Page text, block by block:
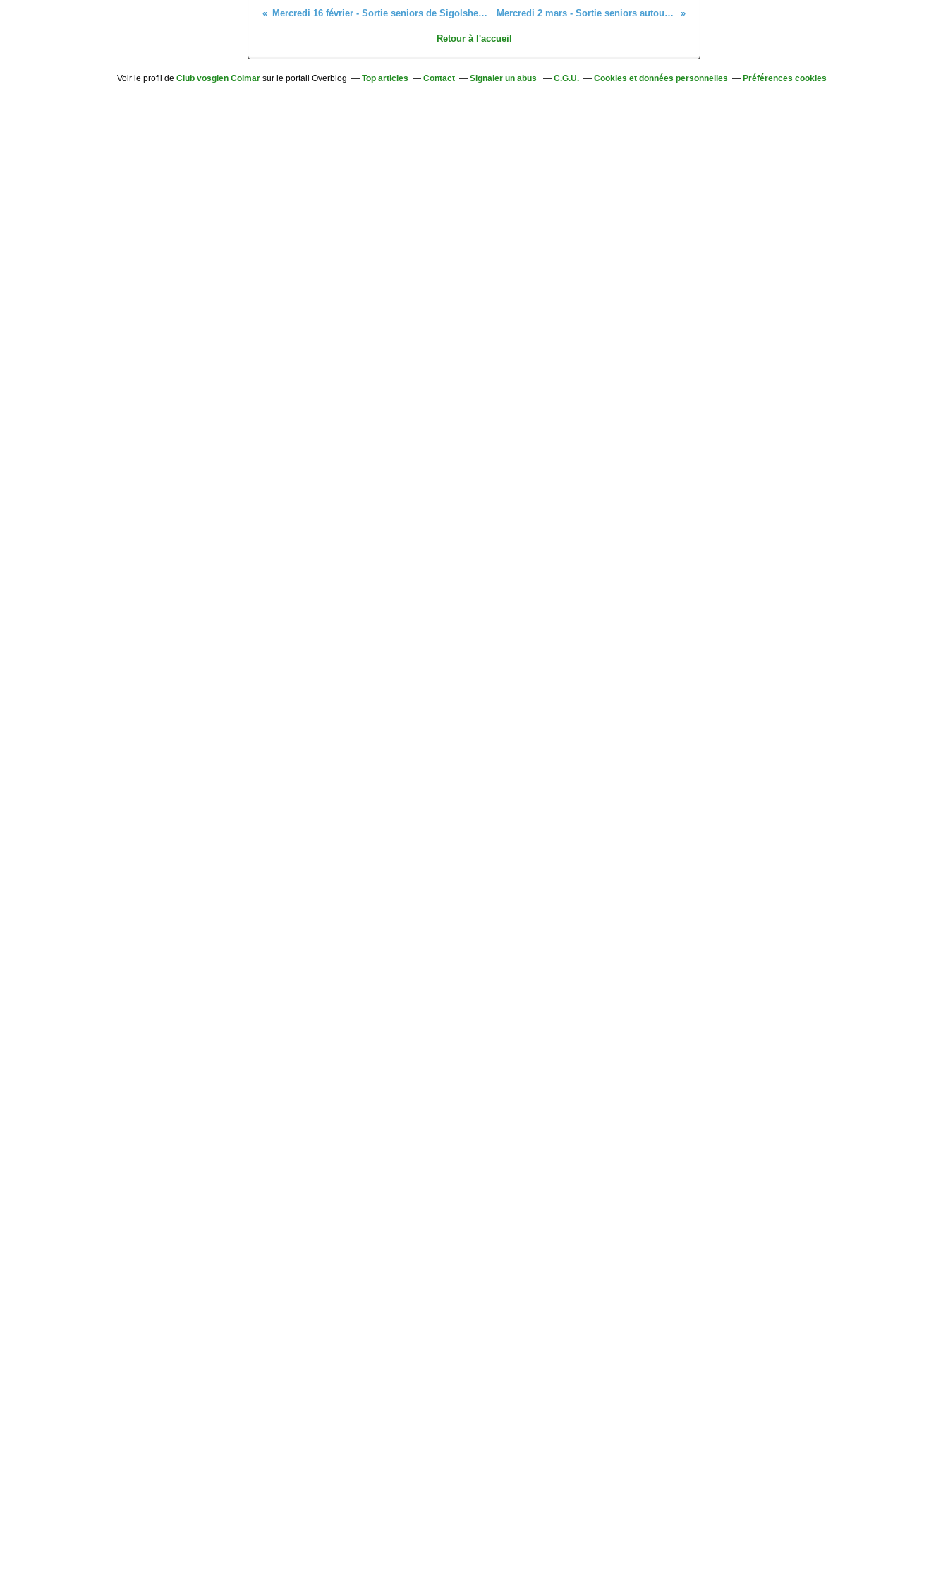
Mercredi 16 février - Sortie seniors de Sigolsheim à Kaysersberg Mercredi 2 mars - Sortie seniors autour du Bollenberg
Retour à l'accueil
Voir le profil de Club vosgien Colmar sur le portail Overblog Top articles Contact Signaler un abus C.G.U. Cookies et données personnelles Préférences cookies